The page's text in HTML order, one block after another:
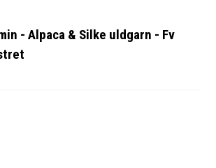
- Alpaca & Silke uldgarn - Fv